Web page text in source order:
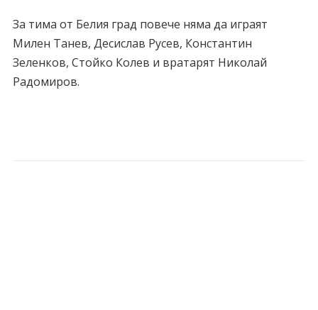
За тима от Белия град повече няма да играят
Милен Танев, Десислав Русев, Константин
Зеленков, Стойко Колев и вратарят Николай
Радомиров.